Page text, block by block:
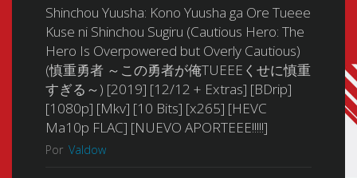
Shinchou Yuusha: Kono Yuusha ga Ore Tueee
Kuse ni Shinchou Sugiru (Cautious Hero: The
Hero Is Overpowered but Overly Cautious)
(慎重勇者 ～この勇者が俺TUEEEくせに慎重
すぎる～) [2019] [12/12 + Extras] [BDrip]
[1080p] [Mkv] [10 Bits] [x265] [HEVC
Ma10p FLAC] [NUEVO APORTEEE!!!!!]
Por Valdow